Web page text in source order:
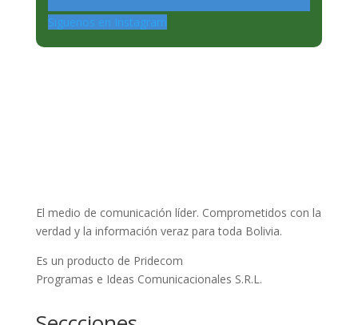
Siguenos en Instagram
El medio de comunicación líder. Comprometidos con la
verdad y la información veraz para toda Bolivia.
Es un producto de Pridecom
Programas e Ideas Comunicacionales S.R.L.